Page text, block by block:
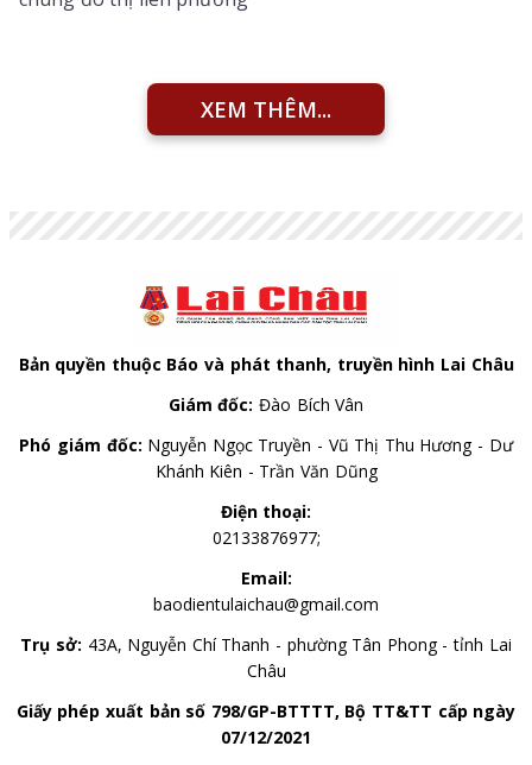
XEM THÊM...
Bản quyền thuộc Báo và phát thanh, truyền hình Lai Châu
Giám đốc: Đào Bích Vân
Phó giám đốc: Nguyễn Ngọc Truyền - Vũ Thị Thu Hương - Dư
Khánh Kiên - Trần Văn Dũng
Điện thoại:
02133876977;
Email:
baodientulaichau@gmail.com
Trụ sở: 43A, Nguyễn Chí Thanh - phường Tân Phong - tỉnh Lai
Châu
Giấy phép xuất bản số 798/GP-BTTTT, Bộ TT&TT cấp ngày
07/12/2021